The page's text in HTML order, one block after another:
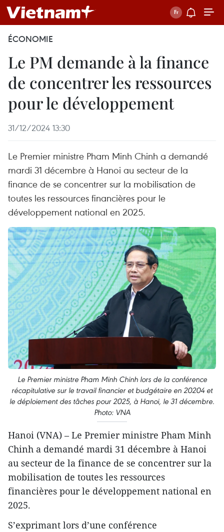
ÉCONOMIE
Le PM demande à la finance
de concentrer les ressources
pour le développement
31/12/2024 13:30
Le Premier ministre Pham Minh Chinh a demandé
mardi 31 décembre à Hanoi au secteur de la
finance de se concentrer sur la mobilisation de
toutes les ressources financières pour le
développement national en 2025.
Le Premier ministre Pham Minh Chinh lors de la conférence
récapitulative sur le travail financier et budgétaire en 20204 et
le déploiement des tâches pour 2025, à Hanoi, le 31 décembre.
Photo: VNA
Hanoi (VNA) – Le Premier ministre Pham Minh
Chinh a demandé mardi 31 décembre à Hanoi
au secteur de la finance de se concentrer sur la
mobilisation de toutes les ressources
financières pour le développement national en
2025.
S’exprimant lors d’une conférence